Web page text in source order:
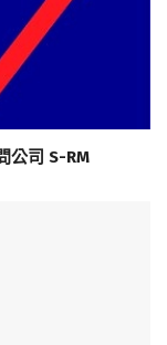
公司 S-RM